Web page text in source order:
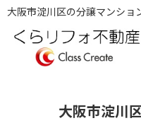
大阪市淀川区の分譲マンショ
大阪市淀川